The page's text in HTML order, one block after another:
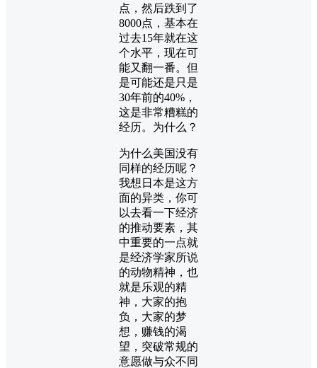
点，然后跌到了
8000点，基本在
过去15年就在这
个水平，现在可
能又翻一番。但
是可能还是只是
30年前的40%，
这是非常糟糕的
经历。为什么？
为什么美国没有
同样的经历呢？
我想日本是这方
面的异类，你可
以去看一下经济
的推动要素，其
中重要的一点就
是经济学家所说
的动物精神，也
就是乐观的精
神，大家的抱
负，大家的梦
想，赚钱的渴
望，突破常规的
意愿做与众不同